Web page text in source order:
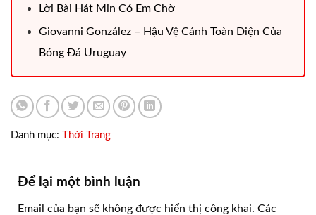
Lời Bài Hát Min Có Em Chờ
Giovanni González – Hậu Vệ Cánh Toàn Diện Của
Bóng Đá Uruguay
Danh mục: Thời Trang
Để lại một bình luận
Email của bạn sẽ không được hiển thị công khai. Các